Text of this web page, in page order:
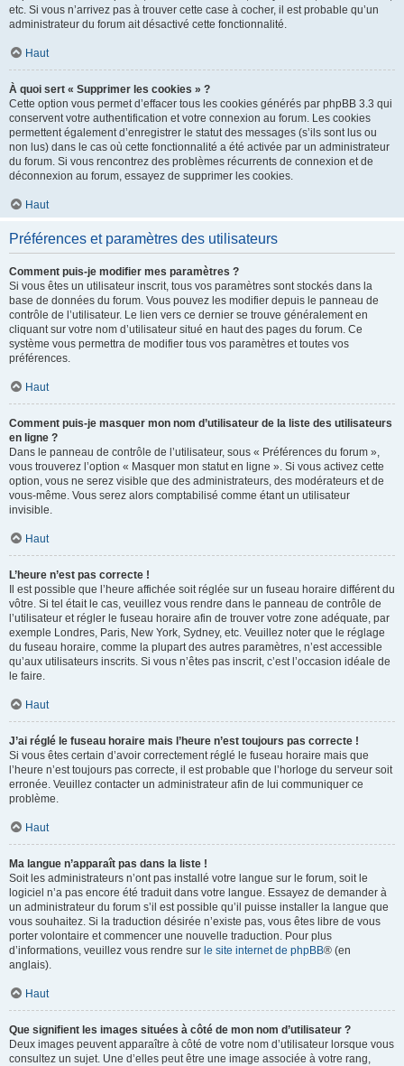
etc. Si vous n’arrivez pas à trouver cette case à cocher, il est probable qu’un
administrateur du forum ait désactivé cette fonctionnalité.
Haut
À quoi sert « Supprimer les cookies » ?
Cette option vous permet d’effacer tous les cookies générés par phpBB 3.3 qui
conservent votre authentification et votre connexion au forum. Les cookies
permettent également d’enregistrer le statut des messages (s’ils sont lus ou
non lus) dans le cas où cette fonctionnalité a été activée par un administrateur
du forum. Si vous rencontrez des problèmes récurrents de connexion et de
déconnexion au forum, essayez de supprimer les cookies.
Haut
Préférences et paramètres des utilisateurs
Comment puis-je modifier mes paramètres ?
Si vous êtes un utilisateur inscrit, tous vos paramètres sont stockés dans la
base de données du forum. Vous pouvez les modifier depuis le panneau de
contrôle de l’utilisateur. Le lien vers ce dernier se trouve généralement en
cliquant sur votre nom d’utilisateur situé en haut des pages du forum. Ce
système vous permettra de modifier tous vos paramètres et toutes vos
préférences.
Haut
Comment puis-je masquer mon nom d’utilisateur de la liste des utilisateurs
en ligne ?
Dans le panneau de contrôle de l’utilisateur, sous « Préférences du forum »,
vous trouverez l’option « Masquer mon statut en ligne ». Si vous activez cette
option, vous ne serez visible que des administrateurs, des modérateurs et de
vous-même. Vous serez alors comptabilisé comme étant un utilisateur
invisible.
Haut
L’heure n’est pas correcte !
Il est possible que l’heure affichée soit réglée sur un fuseau horaire différent du
vôtre. Si tel était le cas, veuillez vous rendre dans le panneau de contrôle de
l’utilisateur et régler le fuseau horaire afin de trouver votre zone adéquate, par
exemple Londres, Paris, New York, Sydney, etc. Veuillez noter que le réglage
du fuseau horaire, comme la plupart des autres paramètres, n’est accessible
qu’aux utilisateurs inscrits. Si vous n’êtes pas inscrit, c’est l’occasion idéale de
le faire.
Haut
J’ai réglé le fuseau horaire mais l’heure n’est toujours pas correcte !
Si vous êtes certain d’avoir correctement réglé le fuseau horaire mais que
l’heure n’est toujours pas correcte, il est probable que l’horloge du serveur soit
erronée. Veuillez contacter un administrateur afin de lui communiquer ce
problème.
Haut
Ma langue n’apparaît pas dans la liste !
Soit les administrateurs n’ont pas installé votre langue sur le forum, soit le
logiciel n’a pas encore été traduit dans votre langue. Essayez de demander à
un administrateur du forum s’il est possible qu’il puisse installer la langue que
vous souhaitez. Si la traduction désirée n’existe pas, vous êtes libre de vous
porter volontaire et commencer une nouvelle traduction. Pour plus
d’informations, veuillez vous rendre sur le site internet de phpBB® (en
anglais).
Haut
Que signifient les images situées à côté de mon nom d’utilisateur ?
Deux images peuvent apparaître à côté de votre nom d’utilisateur lorsque vous
consultez un sujet. Une d’elles peut être une image associée à votre rang,